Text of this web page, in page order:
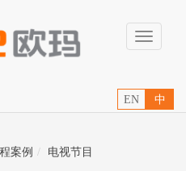
Toggle
EN 中
案例 电视节目